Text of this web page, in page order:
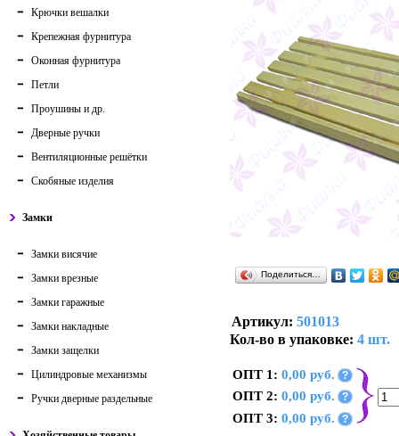
Крючки вешалки
Крепежная фурнитура
Оконная фурнитура
Петли
Проушины и др.
Дверные ручки
Вентиляционные решётки
Скобяные изделия
Замки
Замки висячие
Замки врезные
Замки гаражные
Замки накладные
Замки защелки
Цилиндровые механизмы
Ручки дверные раздельные
Поделиться…
Артикул: 501013
Кол-во в упаковке: 4 шт.
ОПТ 1: 0,00 руб. ?
ОПТ 2: 0,00 руб. ?
ОПТ 3: 0,00 руб. ?